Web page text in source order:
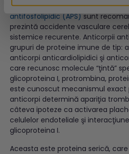
Testele imunologice pentru
antifosfolipidic (APS)sunt
prezintă accidente vasculare
sistemice recurente. Anticorpii
grupuri de proteine imune de tip:
anticorpi anticardiolipidici şi
care recunosc molecule “ţintă”
glicoproteina I, protrombina,
este cunoscut mecanismul exact
anticorpi determină apariţia
câteva ipoteze ca activarea
celulelor endoteliale şi
glicoproteina I.
Aceasta este proteina serică,